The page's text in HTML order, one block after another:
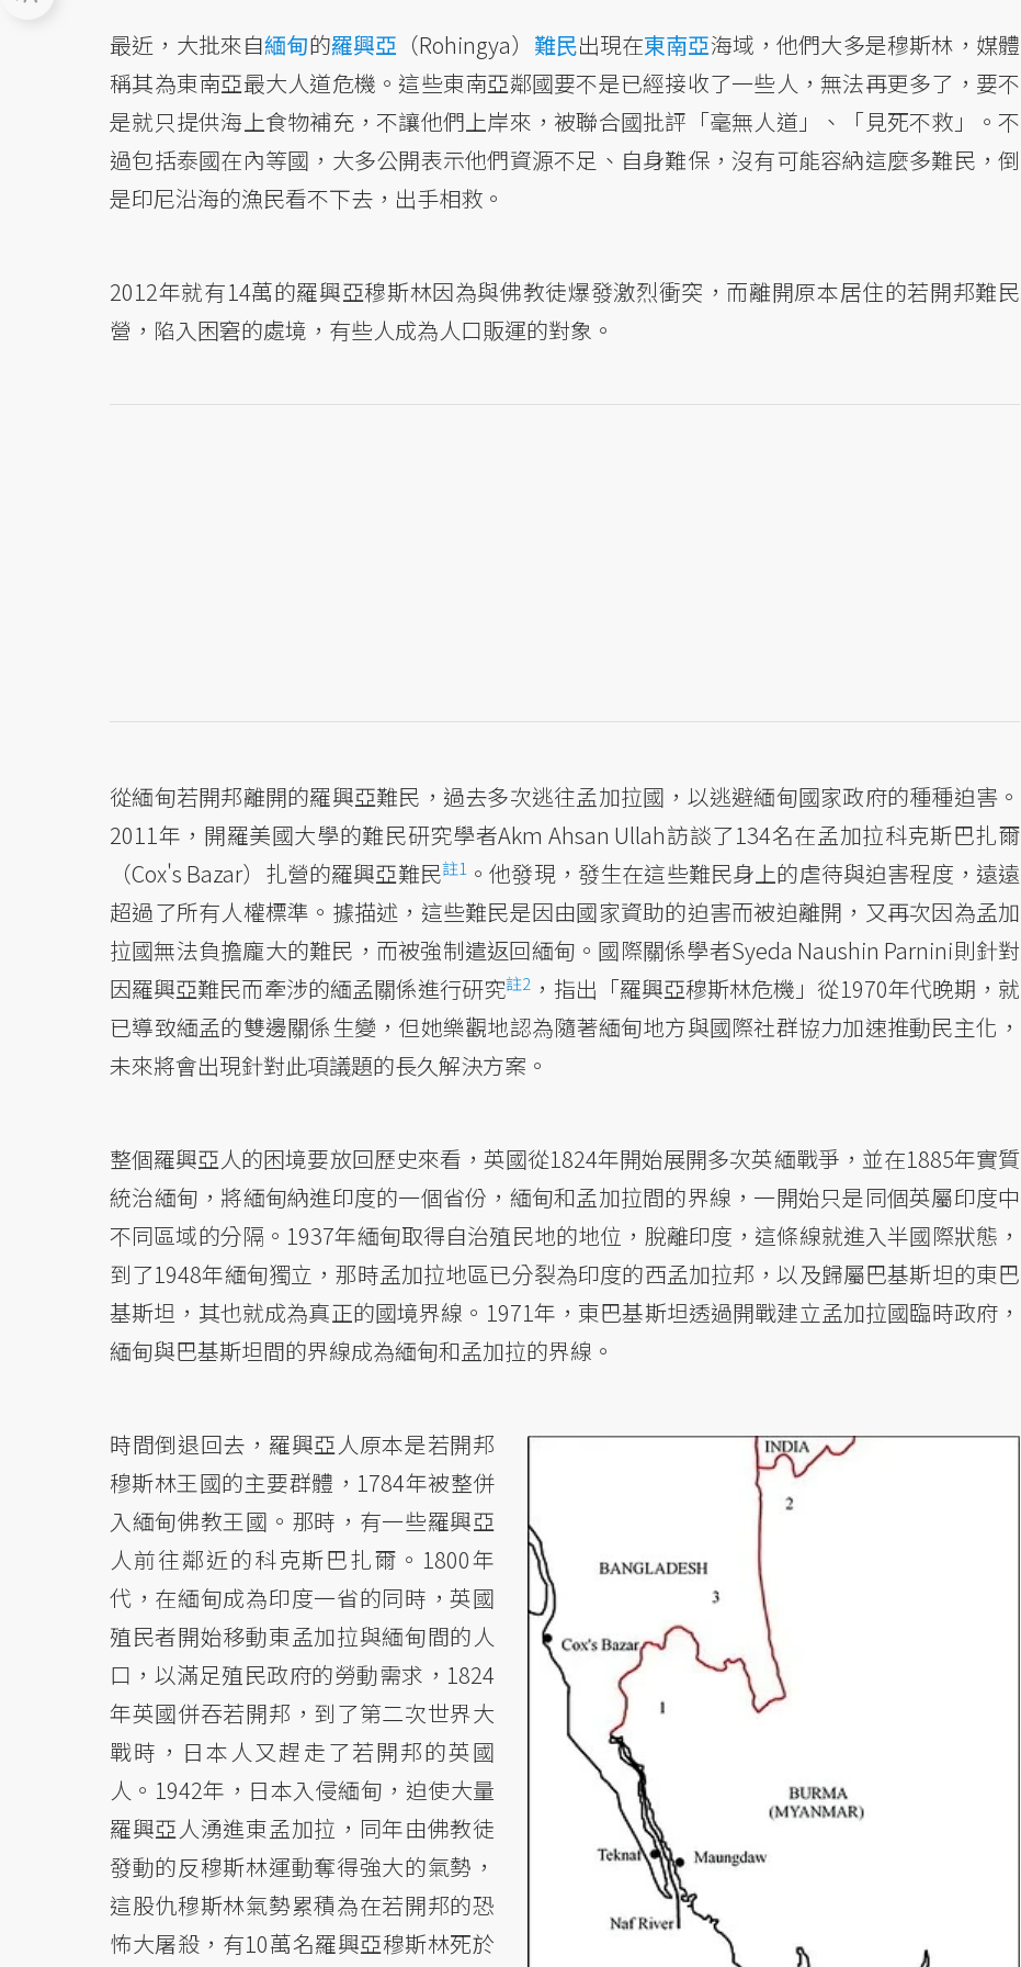
最近，大批來自緬甸的羅興亞 （Rohingya） 難民出現在東南亞海域，他們大多是穆斯林，媒體
稱其為東南亞最大人道危機。這些東南亞鄰國要不是已經接收了一些人，無法再更多了，要不
是就只提供海上食物補充，不讓他們上岸來，被聯合國批評「毫無人道」、「見死不救」。不
過包括泰國在內等國，大多公開表示他們資源不足、自身難保，沒有可能容納這麼多難民，倒
是印尼沿海的漁民看不下去，出手相救。
2012年就有14萬的羅興亞穆斯林因為與佛教徒爆發激烈衝突，而離開原本居住的若開邦難民
營，陷入困窘的處境，有些人成為人口販運的對象。
從緬甸若開邦離開的羅興亞難民，過去多次逃往孟加拉國，以逃避緬甸國家政府的種種迫害。
2011年，開羅美國大學的難民研究學者Akm Ahsan Ullah訪談了134名在孟加拉科克斯巴扎爾
（Cox's Bazar）扎營的羅興亞難民註1。他發現，發生在這些難民身上的虐待與迫害程度，遠遠
超過了所有人權標準。據描述，這些難民是因由國家資助的迫害而被迫離開，又再次因為孟加
拉國無法負擔龐大的難民，而被強制遣返回緬甸。國際關係學者Syeda Naushin Parnini則針對
因羅興亞難民而牽涉的緬孟關係進行研究註2 ，指出「羅興亞穆斯林危機」從1970年代晚期，就
已導致緬孟的雙邊關係生變，但她樂觀地認為隨著緬甸地方與國際社群協力加速推動民主化，
未來將會出現針對此項議題的長久解決方案。
整個羅興亞人的困境要放回歷史來看，英國從1824年開始展開多次英緬戰爭，並在1885年實質
統治緬甸，將緬甸納進印度的一個省份，緬甸和孟加拉間的界線，一開始只是同個英屬印度中
不同區域的分隔。1937年緬甸取得自治殖民地的地位，脫離印度，這條線就進入半國際狀態，
到了1948年緬甸獨立，那時孟加拉地區已分裂為印度的西孟加拉邦，以及歸屬巴基斯坦的東巴
基斯坦，其也就成為真正的國境界線。1971年，東巴基斯坦透過開戰建立孟加拉國臨時政府，
緬甸與巴基斯坦間的界線成為緬甸和孟加拉的界線。
時間倒退回去，羅興亞人原本是若開邦
穆斯林王國的主要群體，1784年被整併
入緬甸佛教王國。那時，有一些羅興亞
人前往鄰近的科克斯巴扎爾。1800年
代，在緬甸成為印度一省的同時，英國
殖民者開始移動東孟加拉與緬甸間的人
口，以滿足殖民政府的勞動需求，1824
年英國併吞若開邦，到了第二次世界大
戰時，日本人又趕走了若開邦的英國
人。1942年，日本入侵緬甸，迫使大量
羅興亞人湧進東孟加拉，同年由佛教徒
發動的反穆斯林運動奪得強大的氣勢，
這股仇穆斯林氣勢累積為在若開邦的恐
怖大屠殺，有10萬名羅興亞穆斯林死於